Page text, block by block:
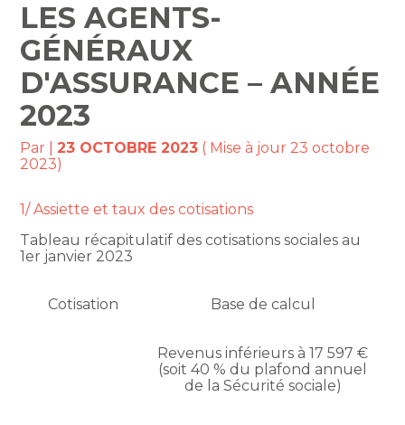
LES AGENTS-
GÉNÉRAUX
D'ASSURANCE – ANNÉE
2023
Par |23 OCTOBRE 2023 ( Mise à jour 23 octobre
2023)
1/ Assiette et taux des cotisations
Tableau récapitulatif des cotisations sociales au
1er janvier 2023
Cotisation Base de calcul
Revenus inférieurs à 17 597 €
(soit 40 % du plafond annuel
de la Sécurité sociale)